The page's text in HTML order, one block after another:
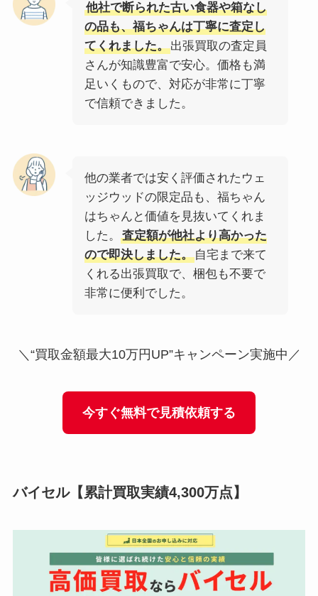
他社で断られた古い食器や箱なし
の品も、福ちゃんは丁寧に査定し
てくれました。出張買取の査定員
さんが知識豊富で安心。価格も満
足いくもので、対応が非常に丁寧
で信頼できました。
他の業者では安く評価されたウェ
ッジウッドの限定品も、福ちゃん
はちゃんと価値を見抜いてくれま
した。
査定額が他社より高かった
ので即決しました。自宅まで来て
くれる出張買取で、梱包も不要で
非常に便利でした。
＼“買取金額最大10万円UP”キャンペーン実施中／
今すぐ無料で見積依頼する
バイセル【累計買取実績4,300万点】